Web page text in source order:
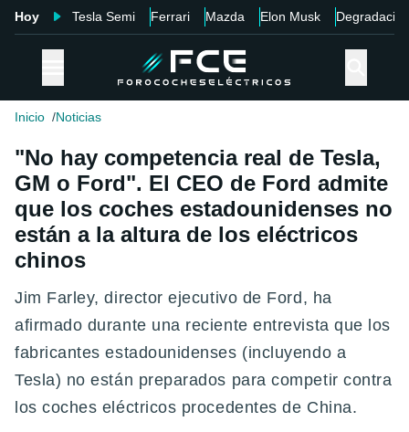
Hoy Tesla Semi Ferrari Mazda Elon Musk Degradación
Inicio Noticias
"No hay competencia real de Tesla,
GM o Ford". El CEO de Ford admite
que los coches estadounidenses no
están a la altura de los eléctricos
chinos
Jim Farley, director ejecutivo de Ford, ha
afirmado durante una reciente entrevista que los
fabricantes estadounidenses (incluyendo a
Tesla) no están preparados para competir contra
los coches eléctricos procedentes de China.